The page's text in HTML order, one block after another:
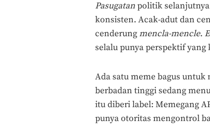
Pasugatanpolitik
konsisten. Acak-adut dan
cenderungmencla-mencle.
selalu punya perspektif
Ada satu meme bagus
berbadan tinggi sedang
itu diberi label: Memegang
punya otoritas mengontrol